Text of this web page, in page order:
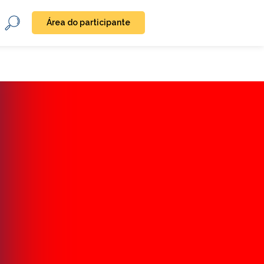
Área do participante